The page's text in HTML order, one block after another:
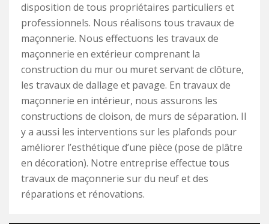
disposition de tous propriétaires particuliers et
professionnels. Nous réalisons tous travaux de
maçonnerie. Nous effectuons les travaux de
maçonnerie en extérieur comprenant la
construction du mur ou muret servant de clôture,
les travaux de dallage et pavage. En travaux de
maçonnerie en intérieur, nous assurons les
constructions de cloison, de murs de séparation. Il
y a aussi les interventions sur les plafonds pour
améliorer l’esthétique d’une pièce (pose de plâtre
en décoration). Notre entreprise effectue tous
travaux de maçonnerie sur du neuf et des
réparations et rénovations.